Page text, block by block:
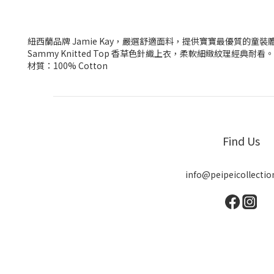
紐西蘭品牌 Jamie Kay，嚴選舒適面料，提供寶寶最優質的童裝
Sammy Knitted Top 香草色針織上衣，柔軟細緻紋理經典耐看。
材質：100% Cotton
Find Us